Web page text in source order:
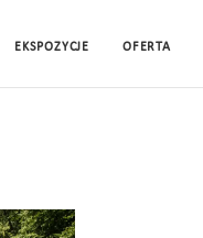
EKSPOZYCJE OFERTA